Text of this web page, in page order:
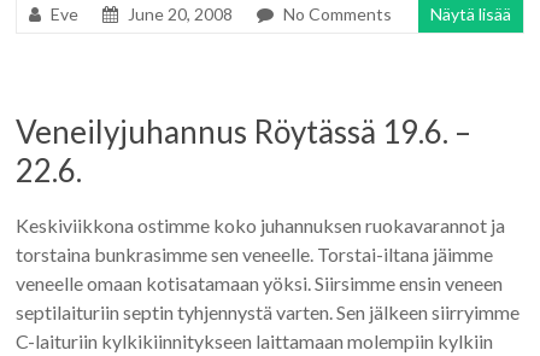
Eve June 20, 2008 No Comments Näytä lisää
Veneilyjuhannus Röytässä 19.6. –
22.6.
Keskiviikkona ostimme koko juhannuksen ruokavarannot ja
torstaina bunkrasimme sen veneelle. Torstai-iltana jäimme
veneelle omaan kotisatamaan yöksi. Siirsimme ensin veneen
septilaituriin septin tyhjennystä varten. Sen jälkeen siirryimme
C-laituriin kylkikiinnitykseen laittamaan molempiin kylkiin